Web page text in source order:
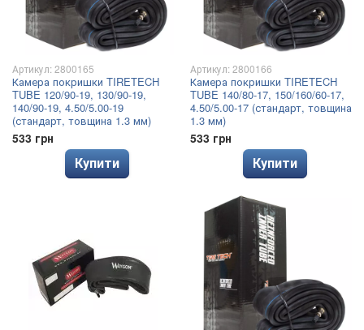
Артикул: 2800165
Камера покришки TIRETECH
TUBE 120/90-19, 130/90-19,
140/90-19, 4.50/5.00-19
(стандарт, товщина 1.3 мм)
533 грн
Купити
Артикул: 2800166
Камера покришки TIRETECH
TUBE 140/80-17, 150/160/60-17,
4.50/5.00-17 (стандарт, товщина
1.3 мм)
533 грн
Купити